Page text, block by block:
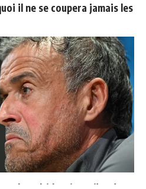
il ne se coupera jamais les